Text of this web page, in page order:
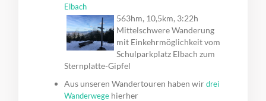
Elbach
563hm, 10,5km, 3:22h
Mittelschwere Wanderung
mit Einkehrmöglichkeit vom
Schulparkplatz Elbach zum
Sternplatte-Gipfel
Aus unseren Wandertouren haben wirdrei
Wanderwege hierher